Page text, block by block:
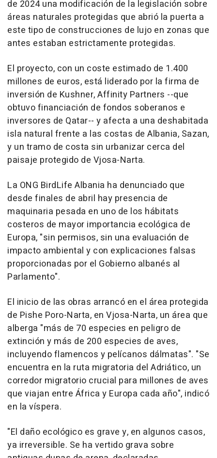
de 2024 una modificación de la legislación sobre
áreas naturales protegidas que abrió la puerta a
este tipo de construcciones de lujo en zonas que
antes estaban estrictamente protegidas.
El proyecto, con un coste estimado de 1.400
millones de euros, está liderado por la firma de
inversión de Kushner, Affinity Partners --que
obtuvo financiación de fondos soberanos e
inversores de Qatar-- y afecta a una deshabitada
isla natural frente a las costas de Albania, Sazan,
y un tramo de costa sin urbanizar cerca del
paisaje protegido de Vjosa-Narta.
La ONG BirdLife Albania ha denunciado que
desde finales de abril hay presencia de
maquinaria pesada en uno de los hábitats
costeros de mayor importancia ecológica de
Europa, "sin permisos, sin una evaluación de
impacto ambiental y con explicaciones falsas
proporcionadas por el Gobierno albanés al
Parlamento".
El inicio de las obras arrancó en el área protegida
de Pishe Poro-Narta, en Vjosa-Narta, un área que
alberga "más de 70 especies en peligro de
extinción y más de 200 especies de aves,
incluyendo flamencos y pelícanos dálmatas". "Se
encuentra en la ruta migratoria del Adriático, un
corredor migratorio crucial para millones de aves
que viajan entre África y Europa cada año", indicó
en la víspera.
"El daño ecológico es grave y, en algunos casos,
ya irreversible. Se ha vertido grava sobre